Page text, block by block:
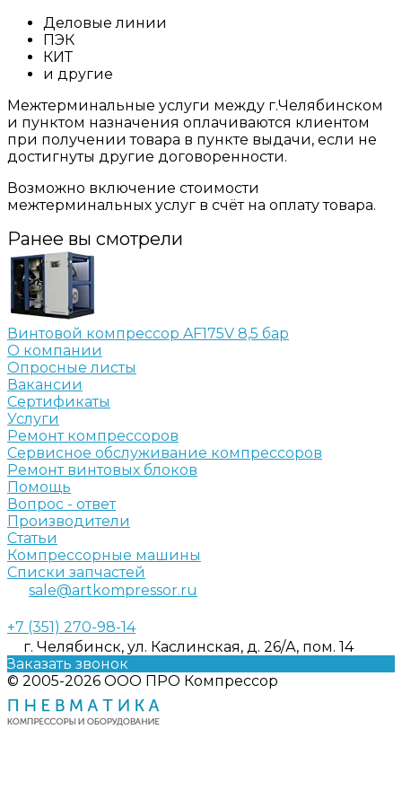
Деловые линии
ПЭК
КИТ
и другие
Межтерминальные услуги между г.Челябинском
и пунктом назначения оплачиваются клиентом
при получении товара в пункте выдачи, если не
достигнуты другие договоренности.
Возможно включение стоимости
межтерминальных услуг в счёт на оплату товара.
Ранее вы смотрели
Винтовой компрессор AF175V 8,5 бар
О компании
Опросные листы
Вакансии
Сертификаты
Услуги
Ремонт компрессоров
Сервисное обслуживание компрессоров
Ремонт винтовых блоков
Помощь
Вопрос - ответ
Производители
Статьи
Компрессорные машины
Списки запчастей
sale@artkompressor.ru
+7 (351) 270-98-14
г. Челябинск, ул. Каслинская, д. 26/А, пом. 14
Заказать звонок
© 2005-2026 ООО ПРО Компрессор